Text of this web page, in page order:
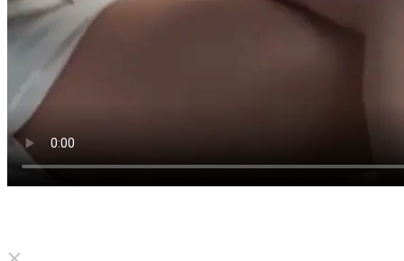
Click to unmute